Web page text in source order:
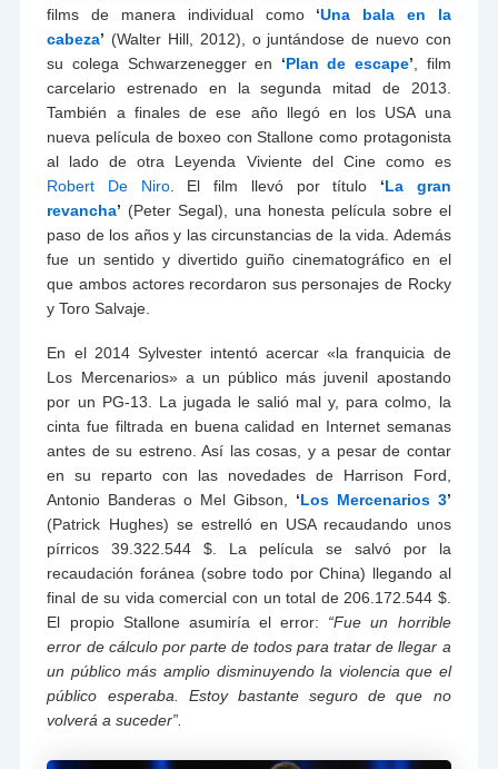
films de manera individual como ‘Una bala en la
cabeza’ (Walter Hill, 2012), o juntándose de nuevo con
su colega Schwarzenegger en ‘Plan de escape’ , film
carcelario estrenado en la segunda mitad de 2013.
También a finales de ese año llegó en los USA una
nueva película de boxeo con Stallone como protagonista
al lado de otra Leyenda Viviente del Cine como es
Robert De Niro. El film llevó por título ‘La gran
revancha’ (Peter Segal), una honesta película sobre el
paso de los años y las circunstancias de la vida. Además
fue un sentido y divertido guiño cinematográfico en el
que ambos actores recordaron sus personajes de Rocky
y Toro Salvaje.
En el 2014 Sylvester intentó acercar «la franquicia de
Los Mercenarios» a un público más juvenil apostando
por un PG-13. La jugada le salió mal y, para colmo, la
cinta fue filtrada en buena calidad en Internet semanas
antes de su estreno. Así las cosas, y a pesar de contar
en su reparto con las novedades de Harrison Ford,
Antonio Banderas o Mel Gibson, ‘Los Mercenarios 3’
(Patrick Hughes) se estrelló en USA recaudando unos
pírricos 39.322.544 $. La película se salvó por la
recaudación foránea (sobre todo por China) llegando al
final de su vida comercial con un total de 206.172.544 $.
El propio Stallone asumiría el error: “Fue un horrible
error de cálculo por parte de todos para tratar de llegar a
un público más amplio disminuyendo la violencia que el
público esperaba. Estoy bastante seguro de que no
volverá a suceder”.